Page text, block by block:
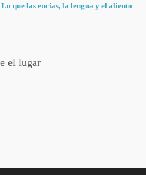
que las encías, la lengua y el aliento
el lugar